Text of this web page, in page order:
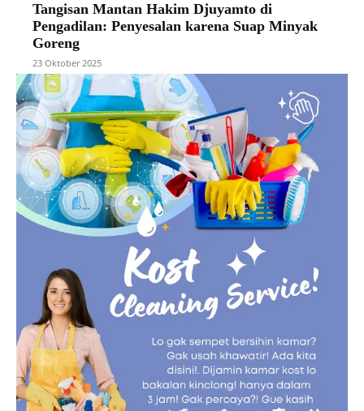
Tangisan Mantan Hakim Djuyamto di
Pengadilan: Penyesalan karena Suap Minyak
Goreng
23 Oktober 2025